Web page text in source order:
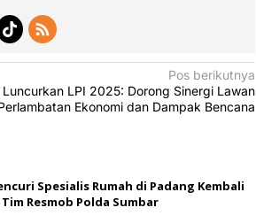
Pos berikutnya
Luncurkan LPI 2025: Dorong Sinergi Lawan
Ekonomi dan Dampak Bencana
Spesialis Rumah di Padang Kembali
Resmob Polda Sumbar